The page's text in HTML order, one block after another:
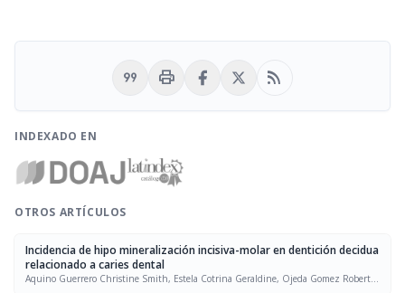
format_quote print rss_feed
INDEXADO EN
OTROS ARTÍCULOS
Incidencia de hipo mineralización incisiva-molar en dentición decidua
relacionado a caries dental
Aquino Guerrero Christine Smith, Estela Cotrina Geraldine, Ojeda Gomez Roberto,